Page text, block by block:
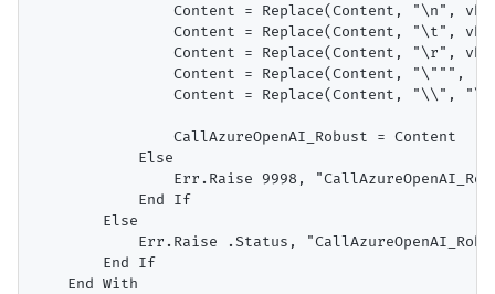
Content = Replace(Content, "\n",
Content = Replace(Content, "\t",
Content = Replace(Content, "\r",
Content = Replace(Content, "\""",
Content = Replace(Content, "\\", "\") '
                CallAzureOpenAI_Robust = Content
            Else
Err.Raise 9998,
            End If
        Else
Err.Raise .Status,
        End If
    End With